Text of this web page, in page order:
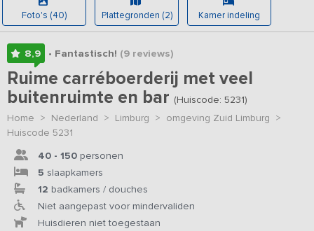
Foto's (40) Plattegronden (2) Kamer indeling
8,9 • Fantastisch! (9reviews)
Ruime carréboerderij met veel
buitenruimte en bar (Huiscode: 5231)
Home > Nederland > Limburg > omgeving Zuid Limburg >
Huiscode 5231
40 - 150 personen
5 slaapkamers
12 badkamers / douches
Niet aangepast voor mindervaliden
Huisdieren niet toegestaan